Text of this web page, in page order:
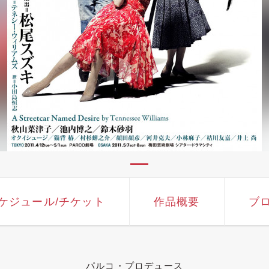
ジュール/チケット 作品概要 ブ
パルコ・プロデュース